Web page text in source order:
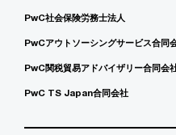
PwC社会保険労務士法人
PwCアウトソーシングサービス合同
PwC関税貿易アドバイザリー合同会
PwC TS Japan合同会社